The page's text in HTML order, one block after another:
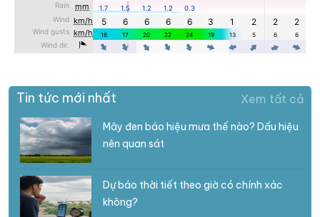
Tin tức mới nhất Xem tất cả
Mây đen báo hiệu mưa thế nào? Dấu hiệu
nên quan sát
Dự báo thời tiết theo giờ có chính xác
không?